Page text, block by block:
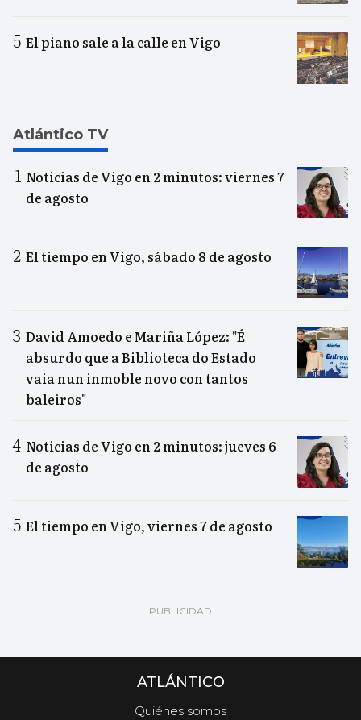
El piano sale a la calle en Vigo
Atlántico TV
Noticias de Vigo en 2 minutos: viernes 7
de agosto
El tiempo en Vigo, sábado 8 de agosto
David Amoedo e Mariña López: "É
absurdo que a Biblioteca do Estado
vaia nun inmoble novo con tantos
baleiros"
Noticias de Vigo en 2 minutos: jueves 6
de agosto
El tiempo en Vigo, viernes 7 de agosto
ATLÁNTICO
Quiénes somos